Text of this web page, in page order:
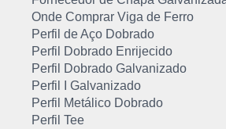
Onde Comprar Viga de Ferro
Perfil de Aço Dobrado
Perfil Dobrado Enrijecido
Perfil Dobrado Galvanizado
Perfil I Galvanizado
Perfil Metálico Dobrado
Perfil Tee